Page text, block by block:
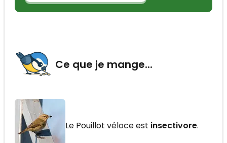
Ce que je mange...
Le Pouillot véloce est insectivore.